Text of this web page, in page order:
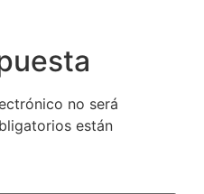
no será
están